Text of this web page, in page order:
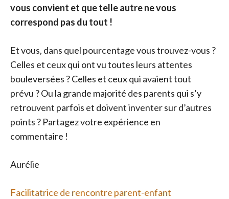
vous convient et que telle autre ne vous
correspond pas du tout !
Et vous, dans quel pourcentage vous trouvez-vous ?
Celles et ceux qui ont vu toutes leurs attentes
bouleversées ? Celles et ceux qui avaient tout
prévu ? Ou la grande majorité des parents qui s’y
retrouvent parfois et doivent inventer sur d’autres
points ? Partagez votre expérience en
commentaire !
Aurélie
Facilitatrice de rencontre parent-enfant